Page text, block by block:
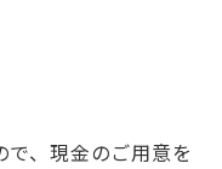
、現金のご用意を